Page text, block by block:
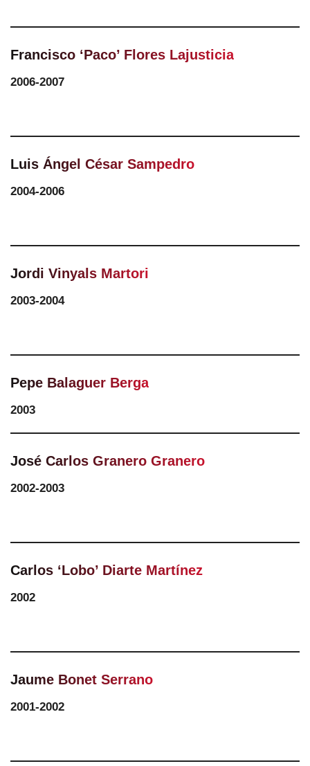
Francisco ‘Paco’ Flores Lajusticia
2006-2007
Luis Ángel César Sampedro
2004-2006
Jordi Vinyals Martori
2003-2004
Pepe Balaguer Berga
2003
José Carlos Granero Granero
2002-2003
Carlos ‘Lobo’ Diarte Martínez
2002
Jaume Bonet Serrano
2001-2002